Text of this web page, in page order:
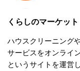
くらしのマーケット
ハウスクリーニング
サービスをオンライ
というサイトを運営